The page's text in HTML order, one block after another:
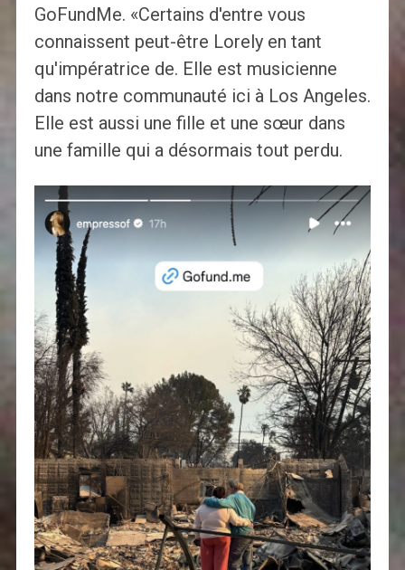
GoFundMe. «Certains d'entre vous
connaissent peut-être Lorely en tant
qu'impératrice de. Elle est musicienne
dans notre communauté ici à Los Angeles.
Elle est aussi une fille et une sœur dans
une famille qui a désormais tout perdu.